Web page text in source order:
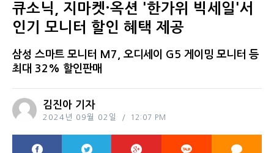
큐소닉, 지마켓·옥션 '한가위 빅세일'서
인기 모니터 할인 혜택 제공
삼성 스마트 모니터 M7, 오디세이 G5 게이밍 모니터 등
최대 32% 할인판매
김진아 기자
2024년 09월 02일 12:07 PM